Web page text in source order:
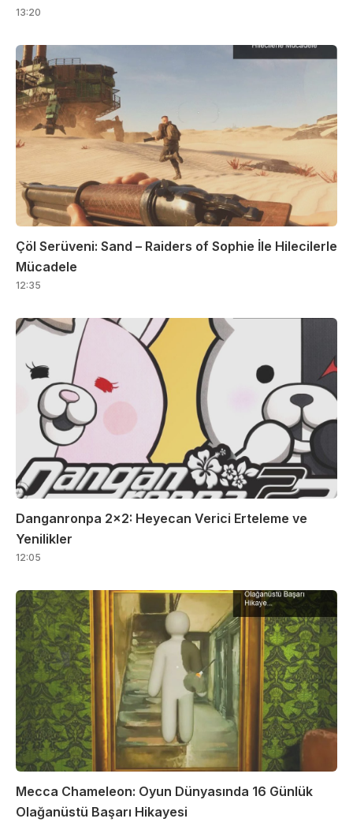
13:20
Çöl Serüveni: Sand – Raiders of Sophie İle Hilecilerle
Mücadele
12:35
Danganronpa 2×2: Heyecan Verici Erteleme ve
Yenilikler
12:05
Mecca Chameleon: Oyun Dünyasında 16 Günlük
Olağanüstü Başarı Hikayesi